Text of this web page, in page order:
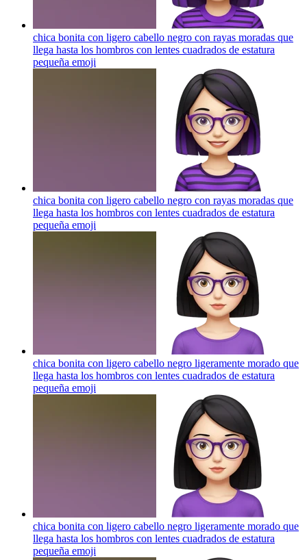
chica bonita con ligero cabello negro con rayas moradas que
llega hasta los hombros con lentes cuadrados de estatura
pequeña emoji
chica bonita con ligero cabello negro con rayas moradas que
llega hasta los hombros con lentes cuadrados de estatura
pequeña emoji
chica bonita con ligero cabello negro ligeramente morado que
llega hasta los hombros con lentes cuadrados de estatura
pequeña emoji
chica bonita con ligero cabello negro ligeramente morado que
llega hasta los hombros con lentes cuadrados de estatura
pequeña emoji